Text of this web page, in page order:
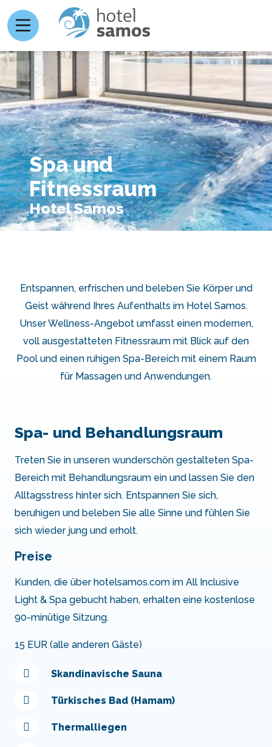
Spa und
Fitnessraum
Hotel Samos
Entspannen, erfrischen und beleben Sie Körper und
Geist während Ihres Aufenthalts im Hotel Samos.
Unser Wellness-Angebot umfasst einen modernen,
voll ausgestatteten Fitnessraum mit Blick auf den
Pool und einen ruhigen Spa-Bereich mit einem Raum
für Massagen und Anwendungen.
Spa- und Behandlungsraum
Treten Sie in unseren wunderschön gestalteten Spa-
Bereich mit Behandlungsraum ein und lassen Sie den
Alltagsstress hinter sich. Entspannen Sie sich,
beruhigen und beleben Sie alle Sinne und fühlen Sie
sich wieder jung und erholt.
Preise
Kunden, die über hotelsamos.com im All Inclusive
Light & Spa gebucht haben, erhalten eine kostenlose
90-minütige Sitzung.
15 EUR (alle anderen Gäste)
Skandinavische Sauna
Türkisches Bad (Hamam)
Thermalliegen